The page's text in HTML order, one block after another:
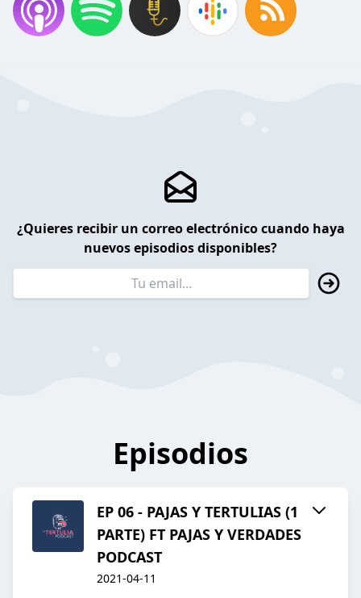
¿Quieres recibir un correo electrónico cuando haya
nuevos episodios disponibles?
Episodios
EP 06 - PAJAS Y TERTULIAS (1
PARTE) FT PAJAS Y VERDADES
PODCAST
2021-04-11